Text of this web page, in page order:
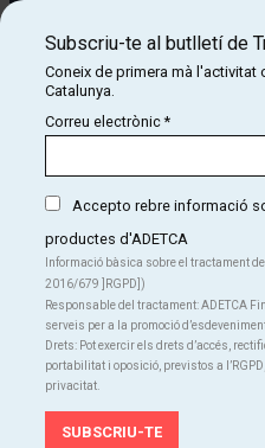
Diapositiva 1 de 1
Del magnetisme i la capacitat de
Albà i la provocació escènica
teatral visceral i personal que
gest.
Guillem Albà s’enfronta a les
Subscriu-te al butlletí de
Coneix de primera mà l'activitat
Catalunya.
Correu electrònic*
Accepto rebre informació
productes d'ADETCA
Informació bàsica sobre el tractament
2016/679 ]RGPD])
Responsable del tractament: ADETCA
serveis per a la promoció
Drets: Pot exercir els drets d’accés,
portabilitat i oposició, previstos a
privacitat.